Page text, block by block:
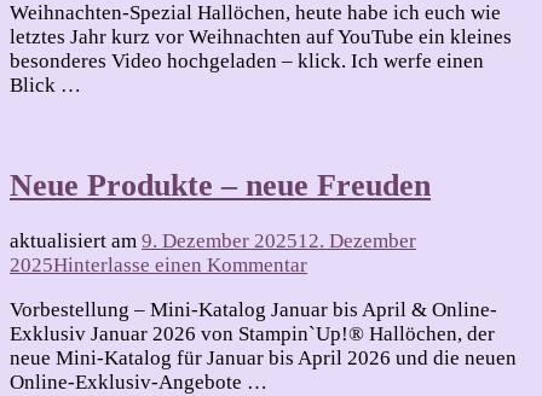
Weihnachten
2025
Weihnachten-Spezial Hallöchen, heute habe ich euch wie
letztes Jahr kurz vor Weihnachten auf YouTube ein kleines
besonderes Video hochgeladen – klick. Ich werfe einen
Blick …
Neue Produkte – neue Freuden
aktualisiert am 9. Dezember 202512. Dezember
2025Hinterlasse einen Kommentarzu
Produkte
–
neue
Vorbestellung – Mini-Katalog Januar bis April & Online-
Exklusiv Januar 2026 von Stampin`Up!® Hallöchen, der
neue Mini-Katalog für Januar bis April 2026 und die neuen
Online-Exklusiv-Angebote …